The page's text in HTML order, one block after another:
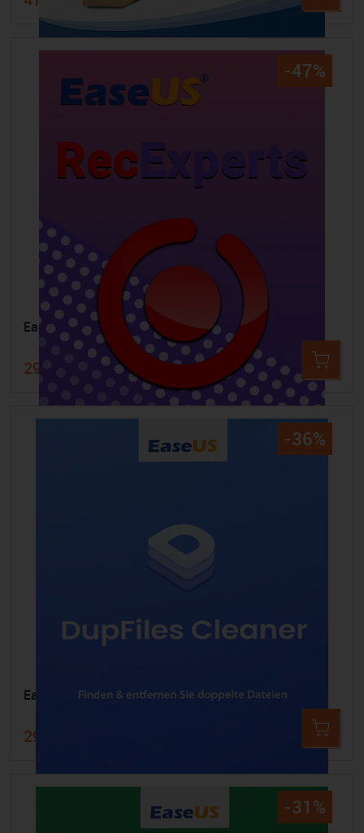
-47%
EaseUS RecExperts
29,99 € 57,06 €
-36%
EaseUS DupFiles Cleaner
29,99 €
-31%